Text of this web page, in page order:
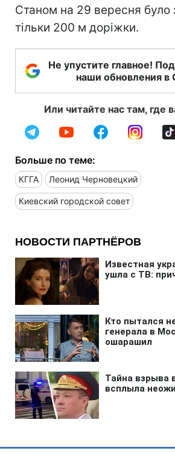
Станом на 29 вересня було
тільки 200 м доріжки.
Не упустите главное!
наши обновления в
Или читайте нас там, где
Больше по теме:
КГГА Леонид Черновецкий
Киевский городской совет